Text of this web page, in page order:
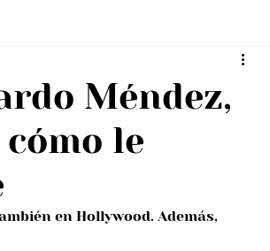
Méndez,
le
en Hollywood. Además,